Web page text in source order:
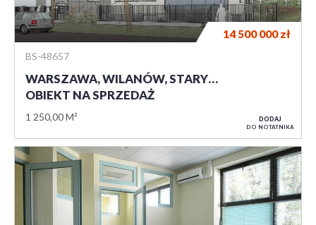
BS-48657
WARSZAWA, WILANÓW, STARY…
OBIEKT NA SPRZEDAŻ
1 250,00 M²
14 500 000zł
DODAJ
DO NOTATNIKA